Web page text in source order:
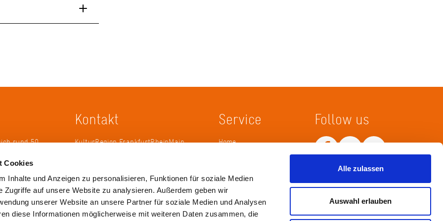
Cookies
Inhalte und Anzeigen zu personalisieren, Funktionen für soziale Medien
Zugriffe auf unsere Website zu analysieren. Außerdem geben wir
unserer Website an unsere Partner für soziale Medien und Analysen
diese Informationen möglicherweise mit weiteren Daten zusammen, die
Alle zulassen
Auswahl erlauben
rund 50
2005 die
zu
Kontakt
KulturRegion FrankfurtRheinMain
Tel.: +49 69 2577-1700
Fax: +49 69 2577-1750
E-Mail:info@krfrm.de
Service
Home
Follow us
Netiquette